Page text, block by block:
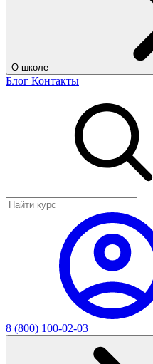
О школе
Блог Контакты
8 (800) 100-02-03